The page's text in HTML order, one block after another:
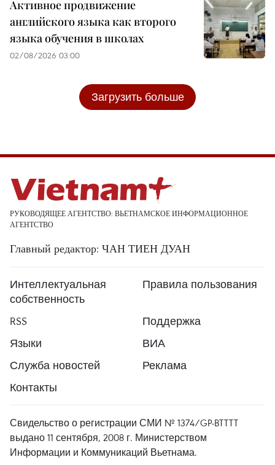
Активное продвижение
английского языка как второго
языка обучения в школах
02/08/2026 03:00
Загрузить больше
РУКОВОДЯЩЕЕ АГЕНТСТВО: ВЬЕТНАМСКОЕ ИНФОРМАЦИОННОЕ
АГЕНТСТВО
Главный редактор: ЧАН ТИЕН ДУАН
Интеллектуальная
собственность
Правила пользования
RSS
Поддержка
Языки
ВИА
Служба новостей
Реклама
Контакты
Свидельство о регистрации СМИ № 1374/GP-BTTTT
выдано 11 сентября, 2008 г. Министерством
Информации и Коммуникаций Вьетнама.